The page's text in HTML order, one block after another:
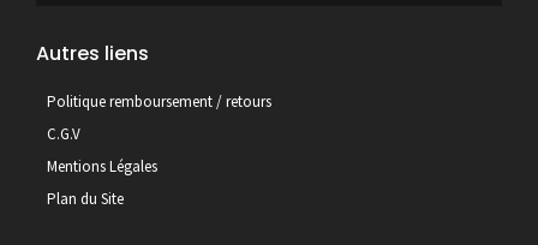
Autres liens
Politique remboursement / retours
C.G.V
Mentions Légales
Plan du Site